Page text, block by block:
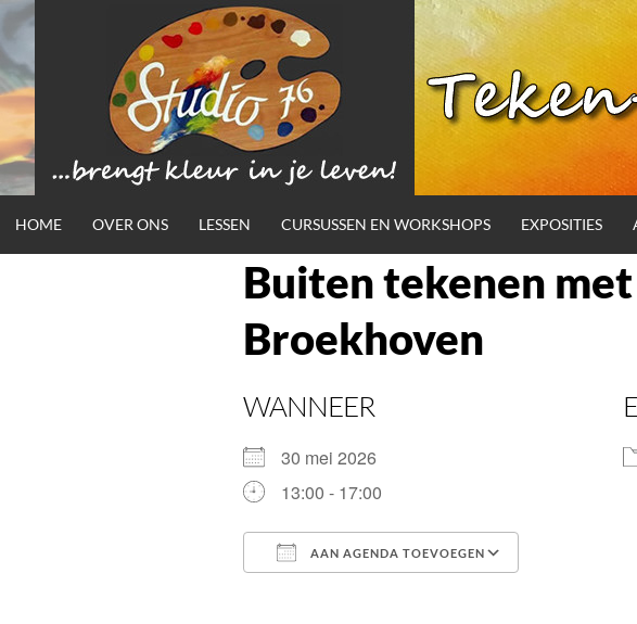
Ga
naar
de
inhoud
STUDIO 76
…brengt kleur in je leven!
HOME OVER ONS LESSEN CURSUSSEN EN WORKSHOPS EXPOSITIES
Buiten tekenen
Broekhoven
WANNEER
30 mei 2026
13:00 - 17:00
AAN AGENDA TOEVOEGEN